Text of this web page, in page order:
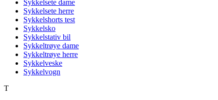
Sykkelsete dame
Sykkelsete herre
Sykkelshorts test
Sykkelsko
Sykkelstativ bil
Sykkeltrøye dame
Sykkeltrøye herre
Sykkelveske
Sykkelvogn
T